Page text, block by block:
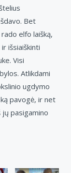
Bet
elfo laišką,
išsiaiškinti
Visi
Atlikdami
ugdymo
pavogė, ir net
jų pasigamino